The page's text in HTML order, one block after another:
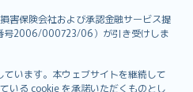
害保険会社および承認金融サービス提
号2006/000723/06）が引き受けしま
います。本ウェブサイトを継続して
いる cookie を承諾いただくものとし